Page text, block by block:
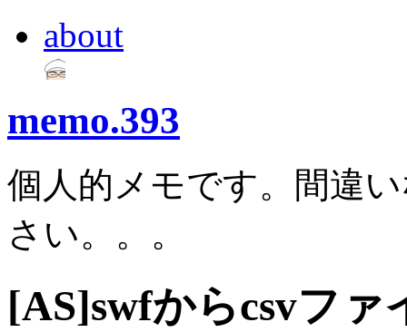
about
memo.393
個人的メモです。間違
さい。。。
[AS]swfからcsvフ